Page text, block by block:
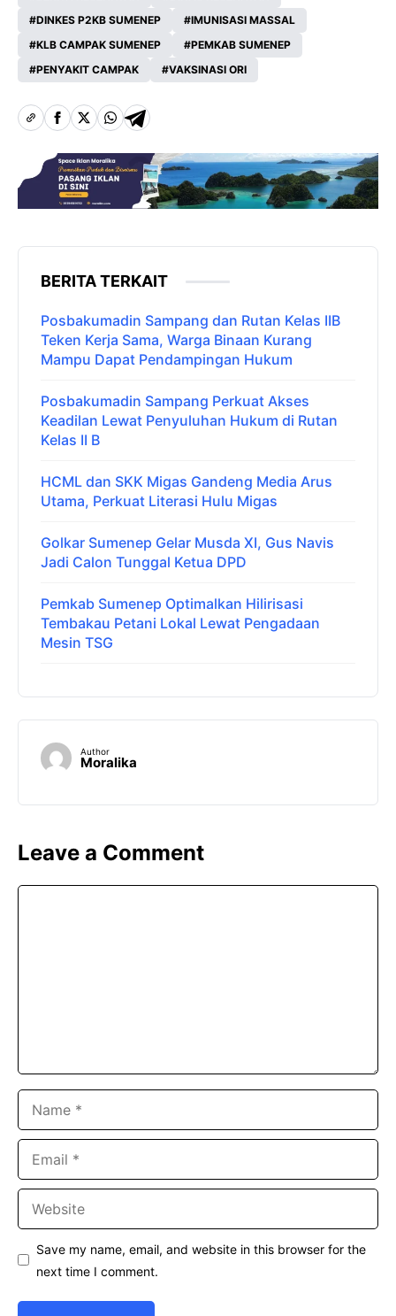
DINKES P2KB SUMENEP
IMUNISASI MASSAL
KLB CAMPAK SUMENEP
PEMKAB SUMENEP
PENYAKIT CAMPAK
VAKSINASI ORI
BERITA TERKAIT
Posbakumadin Sampang dan Rutan Kelas IIB
Teken Kerja Sama, Warga Binaan Kurang
Mampu Dapat Pendampingan Hukum
Posbakumadin Sampang Perkuat Akses
Keadilan Lewat Penyuluhan Hukum di Rutan
Kelas II B
HCML dan SKK Migas Gandeng Media Arus
Utama, Perkuat Literasi Hulu Migas
Golkar Sumenep Gelar Musda XI, Gus Navis
Jadi Calon Tunggal Ketua DPD
Pemkab Sumenep Optimalkan Hilirisasi
Tembakau Petani Lokal Lewat Pengadaan
Mesin TSG
Author
Moralika
Leave a Comment
Save my name, email, and website in this browser for the
next time I comment.